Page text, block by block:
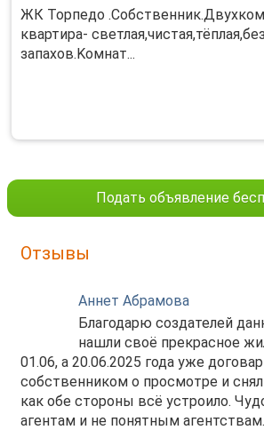
ЖК Тоpпедо
квaртиpа-
запaxов.Koмнат...
Подать объявление
Отзывы
Аннет Абрамова
Благодарю создателей
нашли своё прекрасное
01.06, а 20.06.2025 года уже
собственником о просмотре и
как обе стороны всё устроило.
агентам и не понятным